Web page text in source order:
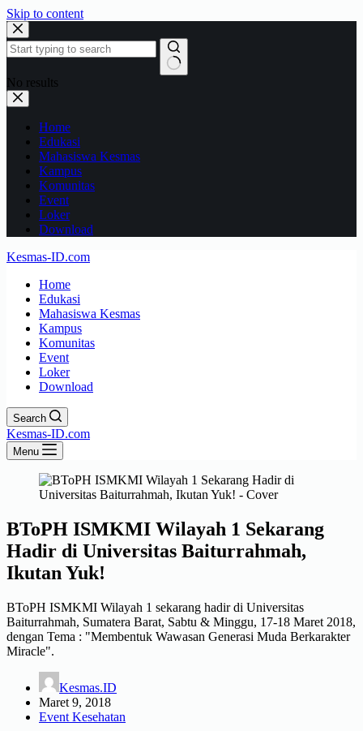
Skip to content
No results
Home
Edukasi
Mahasiswa Kesmas
Kampus
Komunitas
Event
Loker
Download
Kesmas-ID.com
Home
Edukasi
Mahasiswa Kesmas
Kampus
Komunitas
Event
Loker
Download
Search
Kesmas-ID.com
Menu
BToPH ISMKMI Wilayah 1 Sekarang
Hadir di Universitas Baiturrahmah,
Ikutan Yuk!
BToPH ISMKMI Wilayah 1 sekarang hadir di Universitas
Baiturrahmah, Sumatera Barat, Sabtu & Minggu, 17-18 Maret 2018,
dengan Tema : "Membentuk Wawasan Generasi Muda Berkarakter
Miracle".
Kesmas.ID
Maret 9, 2018
Event Kesehatan